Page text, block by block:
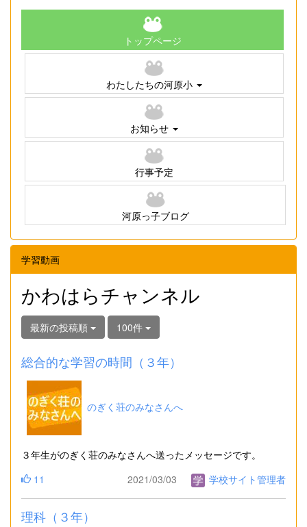
トップページ
わたしたちの河原小
お知らせ
行事予定
河原っ子ブログ
学習動画
かわはらチャンネル
最新の投稿順 100件
総合的な学習の時間（３年）
のぎく荘のみなさんへ
３年生がのぎく荘のみなさんへ送ったメッセージです。
11
2021/03/03 学校サイト管理者
理科（３年）